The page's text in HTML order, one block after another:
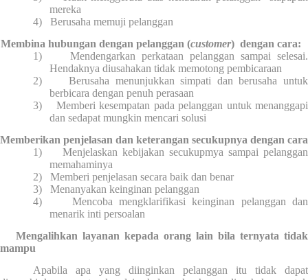
mereka
4)
Berusaha memuji pelanggan
Membina hubungan dengan pelanggan (customer) dengan cara:
1)
Mendengarkan perkataan pelanggan sampai selesai.
Hendaknya diusahakan tidak memotong pembicaraan
2)
Berusaha menunjukkan simpati dan berusaha untuk
berbicara dengan penuh perasaan
3)
Memberi kesempatan pada pelanggan untuk menanggapi
dan sedapat mungkin mencari solusi
Memberikan penjelasan dan keterangan secukupnya dengan cara
1)
Menjelaskan kebijakan secukupmya sampai pelanggan
memahaminya
2)
Memberi penjelasan secara baik dan benar
3)
Menanyakan keinginan pelanggan
4)
Mencoba mengklarifikasi keinginan pelanggan dan
menarik inti persoalan
Mengalihkan layanan kepada orang lain bila ternyata tidak
mampu
Apabila apa yang diinginkan pelanggan itu tidak dapat